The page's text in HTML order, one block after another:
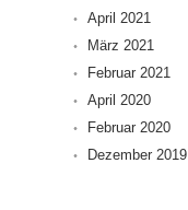
April 2021
März 2021
Februar 2021
April 2020
Februar 2020
Dezember 2019